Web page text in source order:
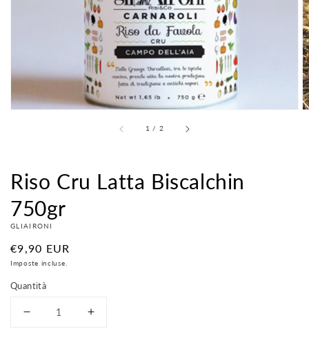
contenuti
multimediali
nella
modalità
galleria
1 / di
2
Riso Cru Latta Biscalchin
750gr
GLIAIRONI
Prezzo
di
listino
€9,90 EUR
Imposte incluse.
Quantità
Diminuisci
Aumenta